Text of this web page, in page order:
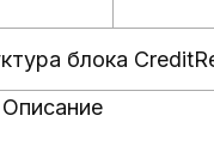
блока
Описание